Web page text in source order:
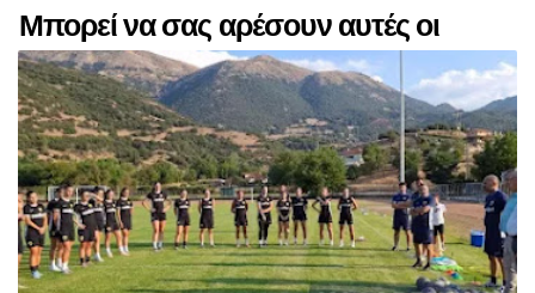
Μπορεί να σας αρέσουν αυτές οι
αναρτήσεις